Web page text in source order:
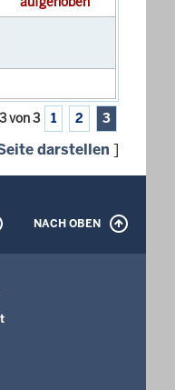
von 3 1 2 3
darstellen ]
NACH OBEN